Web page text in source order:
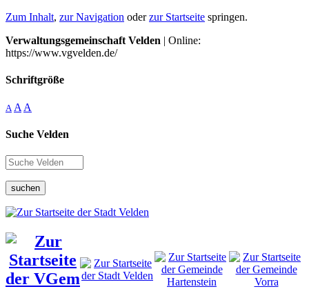
Zum Inhalt, zur Navigation oderzur Startseite springen.
Verwaltungsgemeinschaft Velden | Online:
https://www.vgvelden.de/
Schriftgröße
A A A
Suche Velden
suchen